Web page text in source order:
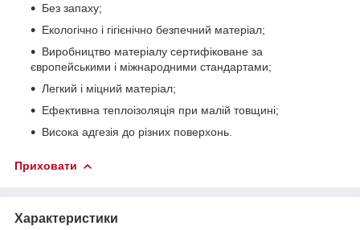
Без запаху;
Екологічно і гігієнічно безпечний матеріал;
Виробництво матеріалу сертифіковане за
європейськими і міжнародними стандартами;
Легкий і міцний матеріал;
Ефективна теплоізоляція при малій товщині;
Висока адгезія до різних поверхонь.
Приховати
Характеристики